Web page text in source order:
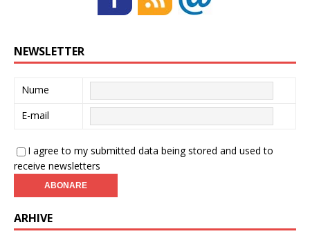
NEWSLETTER
Nume
E-mail
I agree to my submitted data being stored and used to
receive newsletters
ARHIVE